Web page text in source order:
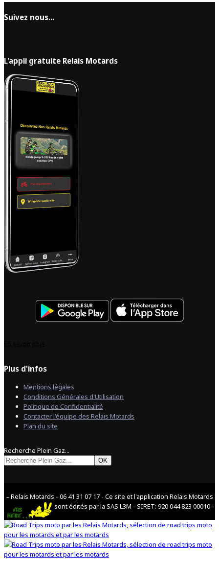
Suivez nous...
L'appli gratuite Relais Motards
Plus d'infos
Mentions légales
Conditions Générales d'Utilisation
Politique de Confidentialité
Contacter l'équipe des Relais Motards
Plan du site
Recherche Plein Gaz...
OK
-- Relais Motards - 06 41 31 07 17 - Ce site et l'application Relais Motards
sont édités par la SAS L3M - SIRET: 920 044 823 00010 -